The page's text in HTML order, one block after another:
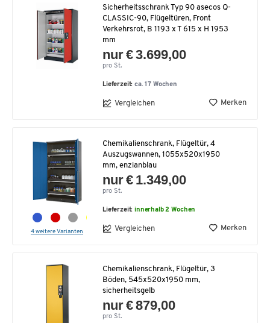
Sicherheitsschrank Typ 90 asecos Q-
CLASSIC-90, Flügeltüren, Front
Verkehrsrot, B 1193 x T 615 x H 1953
mm
nur € 3.699,00
pro St.
Lieferzeit:ca. 17 Wochen
Vergleichen Merken
4 weitere Varianten
Chemikalienschrank, Flügeltür, 4
Auszugswannen, 1055x520x1950
mm, enzianblau
nur € 1.349,00
pro St.
Lieferzeit:innerhalb 2 Wochen
Vergleichen Merken
Chemikalienschrank, Flügeltür, 3
Böden, 545x520x1950 mm,
sicherheitsgelb
nur € 879,00
pro St.